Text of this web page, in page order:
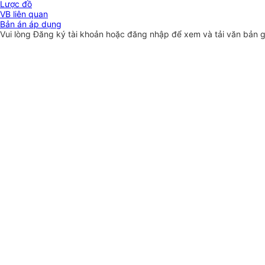
Lược đồ
VB liên quan
Bản án áp dụng
Vui lòngĐăng ký tài khoản hoặc đăng nhập để xem và tải văn bản